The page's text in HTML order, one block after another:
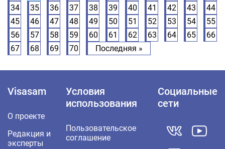
34
35 36 37 38 39 40 41 42 43
44
45
46 47 48 49 50 51 52 53 54
55
56
57 58 59 60 61 62 63 64 65
66
67
68 69 70 Последняя »
Visasam
О проекте
Редакция и
эксперты
Условия
использования
Пользовательское
соглашение
Социальные
сети